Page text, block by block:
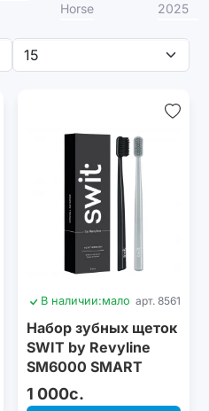
Horse
2025
В наличии:мало арт. 8561
Набор зубных щеток
SWIT by Revyline
SM6000 SMART
Graphite & Silver
1 000с.